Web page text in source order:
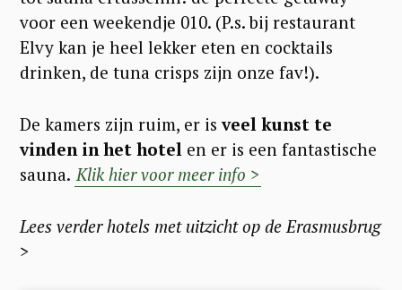
voor een weekendje 010. (P.s. bij restaurant
Elvy kan je heel lekker eten en cocktails
drinken, de tuna crisps zijn onze fav!).
De kamers zijn ruim, er is veel kunst te
vinden in het hotel en er is een fantastische
sauna. Klik hier voor meer info >
Lees verder hotels met uitzicht op de Erasmusbrug
>